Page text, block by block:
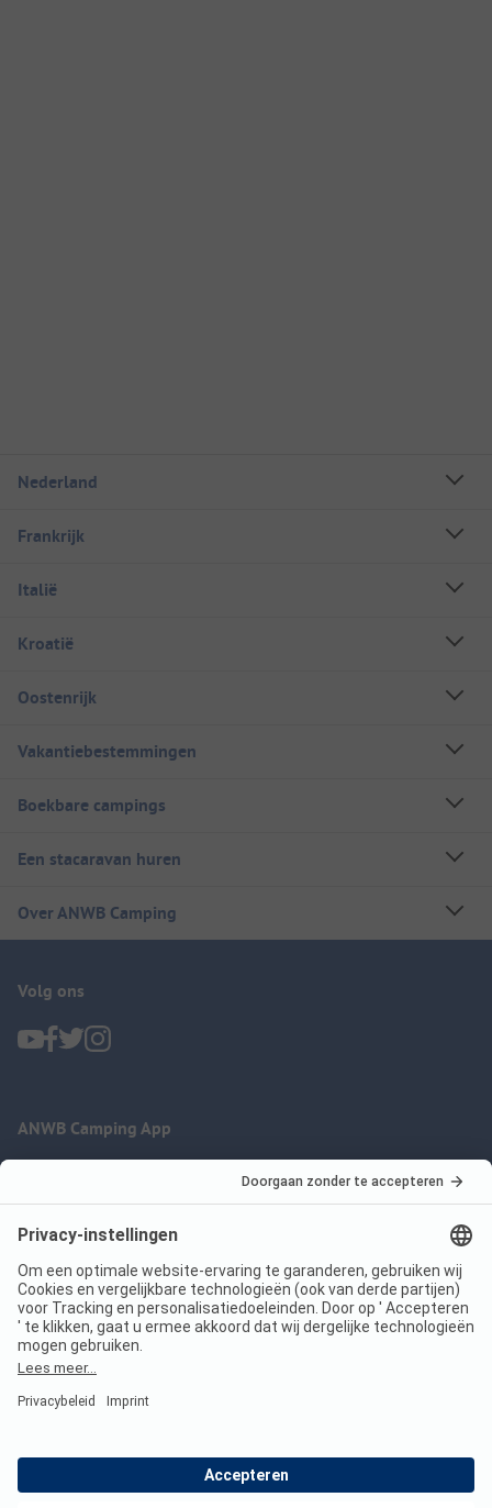
Nederland
Frankrijk
Italië
Kroatië
Oostenrijk
Vakantiebestemmingen
Boekbare campings
Een stacaravan huren
Over ANWB Camping
Volg ons
ANWB Camping App
Imprint
Jouw privacy
Voorwaarden
Wet digitale diensten